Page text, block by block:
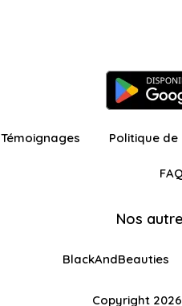
Témoignages Politique
FAQ
Nos
BlackAndBeauties
Copyright